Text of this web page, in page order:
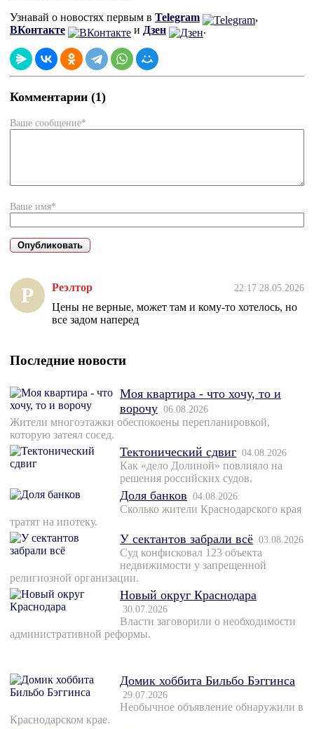
Узнавай о новостях первым в Telegram
,
ВКонтакте
и Дзен .
Комментарии (1)
Ваше сообщение*
Ваше имя*
Р Реэлтор 22:17 28.05.2026
Цены не верные, может там и кому-то хотелось, но
все задом наперед
Последние новости
Моя квартира - что хочу, то и
ворочу 06.08.2026
Жители многоэтажки обеспокоены перепланировкой,
которую затеял сосед.
Тектонический сдвиг 04.08.2026
Как «дело Долиной» повлияло на
решения российских судов.
Доля банков 04.08.2026
Сколько жители Краснодарского края
тратят на ипотеку.
У сектантов забрали всё 03.08.2026
Суд конфисковал 123 объекта
недвижимости у запрещенной
религиозной организации.
Новый округ Краснодара
30.07.2026
Власти заговорили о необходимости
административной реформы.
Домик хоббита Бильбо Бэггинса
29.07.2026
Необычное объявление обнаружили в
Краснодарском крае.